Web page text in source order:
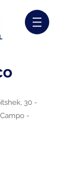
30 -
-